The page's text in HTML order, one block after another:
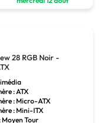
28 RGB Noir -
: ATX
: Micro-ATX
: Mini-ITX
Tour